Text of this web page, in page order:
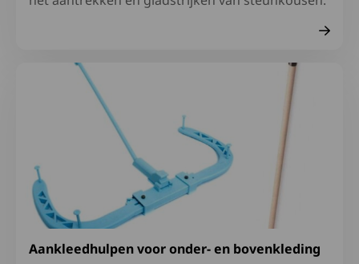
Aankleedhulpen voor onder- en bovenkleding
Lees meer over Aankleedhulpen voor onder- en